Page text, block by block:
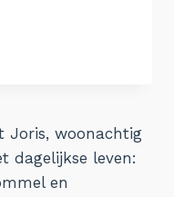
Joris, woonachtig
dagelijkse leven:
en